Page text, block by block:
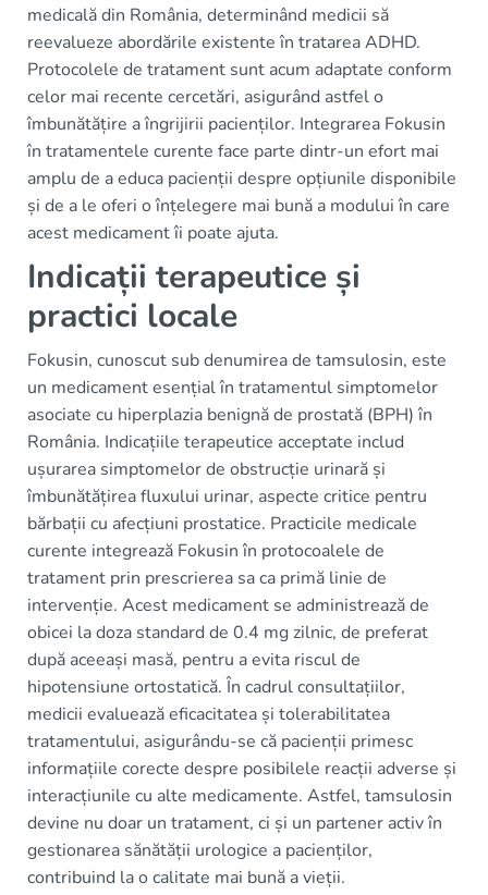
medicală din România, determinând medicii să
reevalueze abordările existente în tratarea ADHD.
Protocolele de tratament sunt acum adaptate conform
celor mai recente cercetări, asigurând astfel o
îmbunătățire a îngrijirii pacienților. Integrarea Fokusin
în tratamentele curente face parte dintr-un efort mai
amplu de a educa pacienții despre opțiunile disponibile
și de a le oferi o înțelegere mai bună a modului în care
acest medicament îi poate ajuta.
Indicații terapeutice și
practici locale
Fokusin, cunoscut sub denumirea de tamsulosin, este
un medicament esențial în tratamentul simptomelor
asociate cu hiperplazia benignă de prostată (BPH) în
România. Indicațiile terapeutice acceptate includ
ușurarea simptomelor de obstrucție urinară și
îmbunătățirea fluxului urinar, aspecte critice pentru
bărbații cu afecțiuni prostatice. Practicile medicale
curente integrează Fokusin în protocoalele de
tratament prin prescrierea sa ca primă linie de
intervenție. Acest medicament se administrează de
obicei la doza standard de 0.4 mg zilnic, de preferat
după aceeași masă, pentru a evita riscul de
hipotensiune ortostatică. În cadrul consultațiilor,
medicii evaluează eficacitatea și tolerabilitatea
tratamentului, asigurându-se că pacienții primesc
informațiile corecte despre posibilele reacții adverse și
interacțiunile cu alte medicamente. Astfel, tamsulosin
devine nu doar un tratament, ci și un partener activ în
gestionarea sănătății urologice a pacienților,
contribuind la o calitate mai bună a vieții.